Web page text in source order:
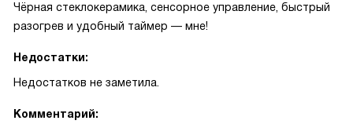
Чёрная стеклокерамика, сенсорное управление, быстрый
разогрев и удобный таймер — мне!
Недостатки:
Недостатков не заметила.
Комментарий: